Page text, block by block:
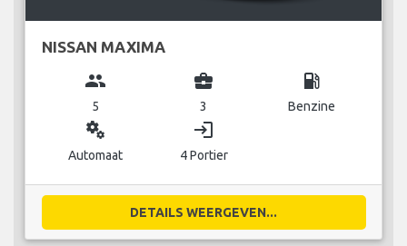
NISSAN MAXIMA
group
5
business_center
3
local_gas_station
Benzine
miscellaneous_services
Automaat
login
4 Portier
DETAILS WEERGEVEN...